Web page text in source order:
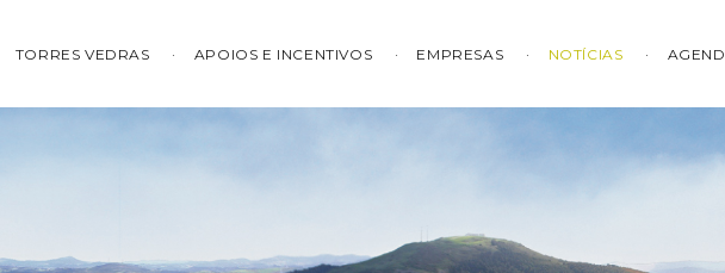
TORRES VEDRAS APOIOS E INCENTIVOS EMPRESAS NOTÍCIAS